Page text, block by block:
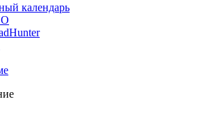
календарь